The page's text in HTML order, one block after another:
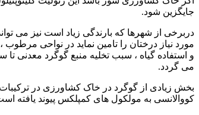
جایگزین شود.
دربرخی از شهرها که بارندگی زیاد است نیز می
مورد نیاز درختان را تامین نماید در نواحی مرطوب
و استفاده گیاه ، سبب تخلیه منبع گوگرد معدنی تا
می گردد.
بخش زیادی از گوگرد در خاک کشاورزی در ترکیبات
کووالانسی به مولکول های کمپلکس پیوند یافته